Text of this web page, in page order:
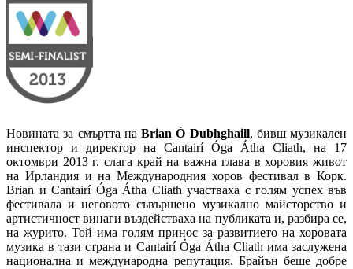
Новината за смъртта на Brian Ó Dubhghaill, бивш музикален
инспектор и директор на Cantairí Óga Átha Cliath, на 17
октомври 2013 г. слага край на важна глава в хоровия живот
на Ирландия и на Международния хоров фестивал в Корк.
Brian и Cantairí Óga Átha Cliath участваха с голям успех във
фестивала и неговото съвършено музикално майсторство и
артистичност винаги въздействаха на публиката и, разбира се,
на журито. Той има голям принос за развитието на хоровата
музика в тази страна и Cantairí Óga Átha Cliath има заслужена
национална и международна репутация. Брайън беше добре